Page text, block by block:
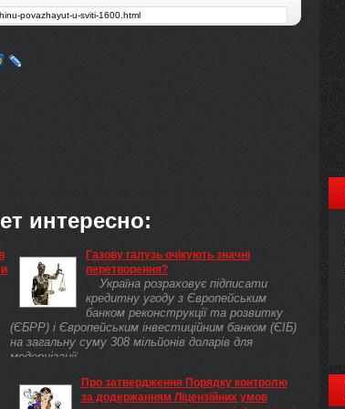
интересно:
Газову галузь очікують значні
перетворення?
Україна розраховує підписати
кредитну угоду з Європейським
банком реконструкції та розвитку
(ЄБРР) і Європейським інвестиційним банком (ЄІБ)
на загальну суму 308 мільйонів доларів для
модернізації ...
Про затвердження Порядку контролю
за додержанням Ліцензійних умов